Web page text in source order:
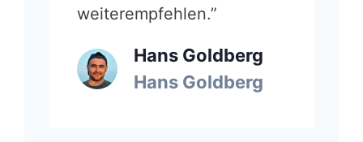
weiterempfehlen.”
Hans Goldberg
Hans Goldberg